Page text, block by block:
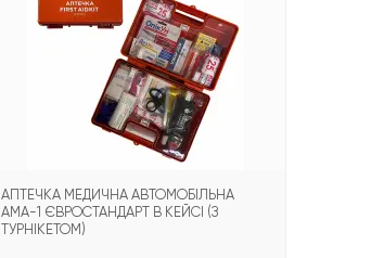
АПТЕЧКА МЕДИЧНА АВТОМОБІЛЬНА
АМА-1 ЄВРОСТАНДАРТ В КЕЙСІ (З
ТУРНІКЕТОМ)